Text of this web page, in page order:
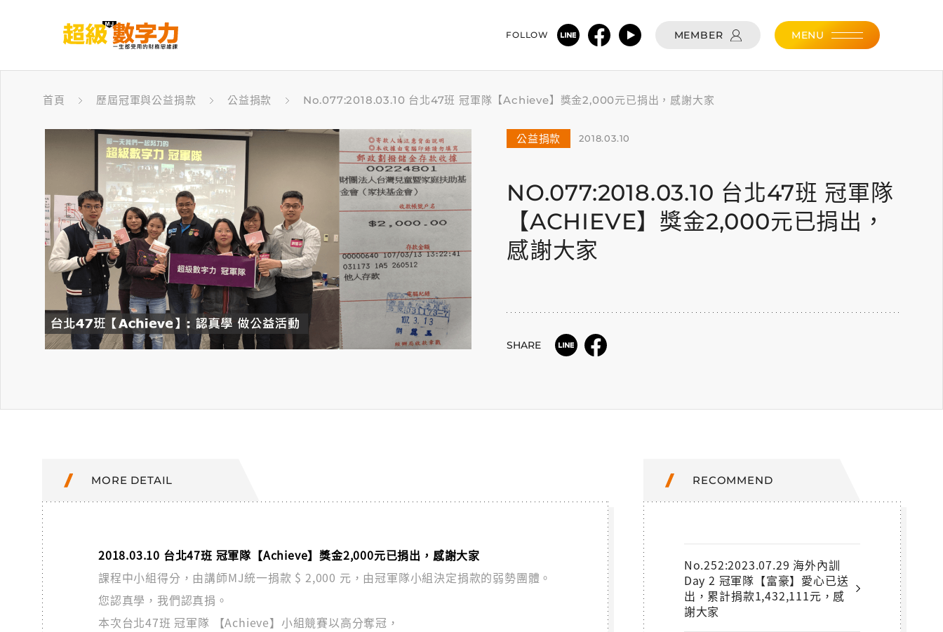
FOLLOW MEMBER MENU
首頁 歷屆冠軍與公益捐款 公益捐款 No.077:2018.03.10 台北47班 冠軍隊【Achieve】獎金2,000元已捐出，感謝大家
公益捐款 2018.03.10
NO.077:2018.03.10 台北47班 冠軍隊
【ACHIEVE】獎金2,000元已捐出，
感謝大家
SHARE
MORE DETAIL
2018.03.10 台北47班 冠軍隊【Achieve】獎金2,000元已捐出，感謝大家
課程中小組得分，由講師MJ統一捐款 $ 2,000 元，由冠軍隊小組決定捐款的弱勢團體。
您認真學，我們認真捐。
本次台北47班 冠軍隊 【Achieve】小組競賽以高分奪冠，
RECOMMEND
No.252:2023.07.29 海外內訓
Day 2 冠軍隊【富豪】愛心已送
出，累計捐款1,432,111元，感
謝大家